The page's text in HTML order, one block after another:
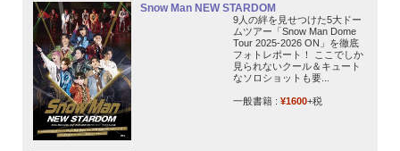
Snow Man NEW STARDOM
9人の絆を見せつけた5大ドー
ムツアー「Snow Man Dome
Tour 2025-2026 ON」を徹底
フォトレポート！ ここでしか
見られないクール＆キュート
なソロショットも要...
一般書籍 : ¥1600+税